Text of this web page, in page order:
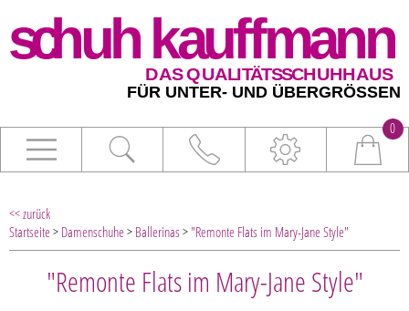
0
<< zurück
Startseite> Damenschuhe> Ballerinas> "Remonte Flats im Mary-Jane Style"
"Remonte Flats im Mary-Jane Style"